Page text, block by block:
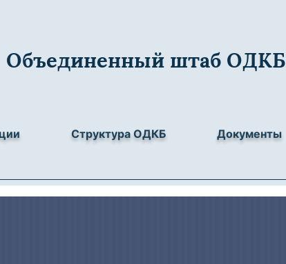
Объединенный штаб ОДКБ
Структура ОДКБ Документы